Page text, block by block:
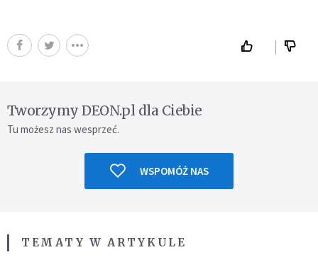
Tworzymy DEON.pl dla Ciebie
Tu możesz nas wesprzeć.
WSPOMÓŻ NAS
TEMATY W ARTYKULE